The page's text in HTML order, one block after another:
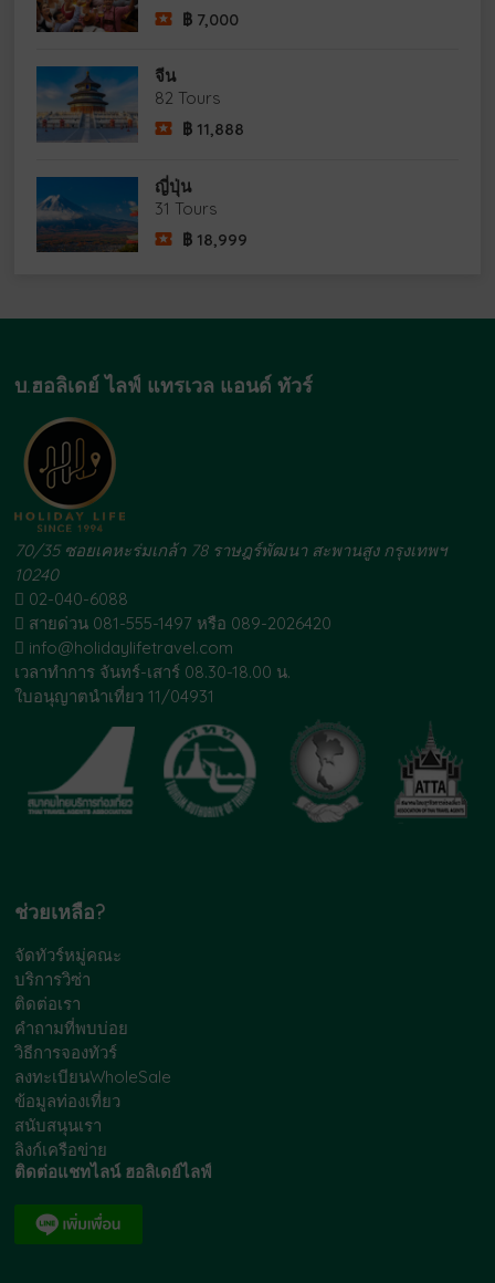
฿ 7,000
จีน
82 Tours
฿ 11,888
ญี่ปุ่น
31 Tours
฿ 18,999
บ.ฮอลิเดย์ ไลฟ์ แทรเวล แอนด์ ทัวร์
70/35 ซอยเคหะร่มเกล้า 78 ราษฎร์พัฒนา สะพานสูง กรุงเทพฯ
10240
02-040-6088
สายด่วน 081-555-1497 หรือ 089-2026420
info@holidaylifetravel.com
เวลาทำการ จันทร์-เสาร์ 08.30-18.00 น.
ใบอนุญาตนำเที่ยว 11/04931
ช่วยเหลือ?
จัดทัวร์หมู่คณะ
บริการวิซ่า
ติดต่อเรา
คำถามที่พบบ่อย
วิธีการจองทัวร์
ลงทะเบียนWholeSale
ข้อมูลท่องเที่ยว
สนับสนุนเรา
ลิงก์เครือข่าย
ติดต่อแชทไลน์ ฮอลิเดย์ไลฟ์